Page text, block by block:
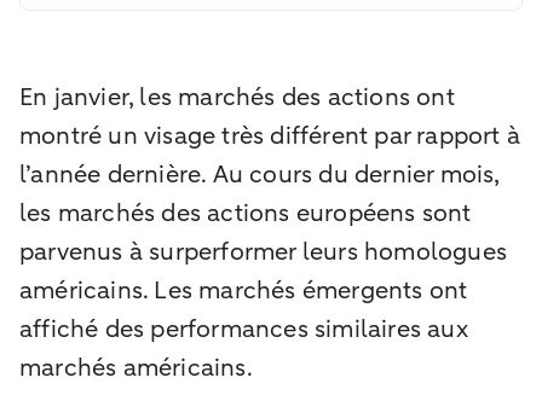
En janvier, les marchés des actions ont
montré un visage très différent par rapport à
l’année dernière. Au cours du dernier mois,
les marchés des actions européens sont
parvenus à surperformer leurs homologues
américains. Les marchés émergents ont
affiché des performances similaires aux
marchés américains.